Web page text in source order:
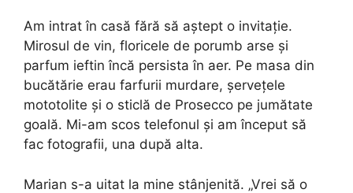
Am intrat în casă fără să aștept o invitație.
Mirosul de vin, floricele de porumb arse și
parfum ieftin încă persista în aer. Pe masa din
bucătărie erau farfurii murdare, șervețele
mototolite și o sticlă de Prosecco pe jumătate
goală. Mi-am scos telefonul și am început să
fac fotografii, una după alta.
Marian s-a uitat la mine stânjenită. „Vrei să o